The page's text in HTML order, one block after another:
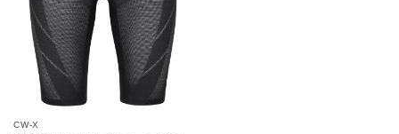
CW-X